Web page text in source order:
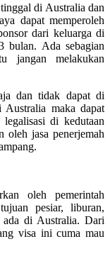
di Australia dan
dapat memperoleh
dari keluarga di
bulan. Ada sebagian
jangan melakukan
dan tidak dapat di
maka dapat
di kedutaan
oleh jasa penerjemah
oleh pemerintah
pesiar, liburan,
ada di Australia. Dari
visa ini cuma mau